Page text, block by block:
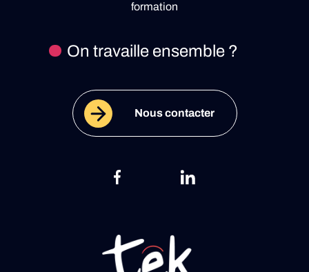
formation
On travaille ensemble ?
Nous contacter